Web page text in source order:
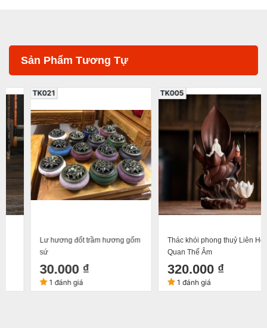
Sản Phẩm Tương Tự
Lư hương đốt trầm hương gốm
30.000 ₫
TK021
1 đánh giá
Thác khói phong thuỷ Liên Hoa
Quan Thế Âm
320.000 ₫
TK005
1 đánh giá